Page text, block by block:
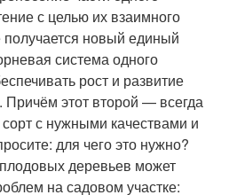
с целью их взаимного
получается новый единый
система одного
рост и развитие
Причём этот второй — всегда
с нужными качествами и
для чего это нужно?
деревьев может
на садовом участке: